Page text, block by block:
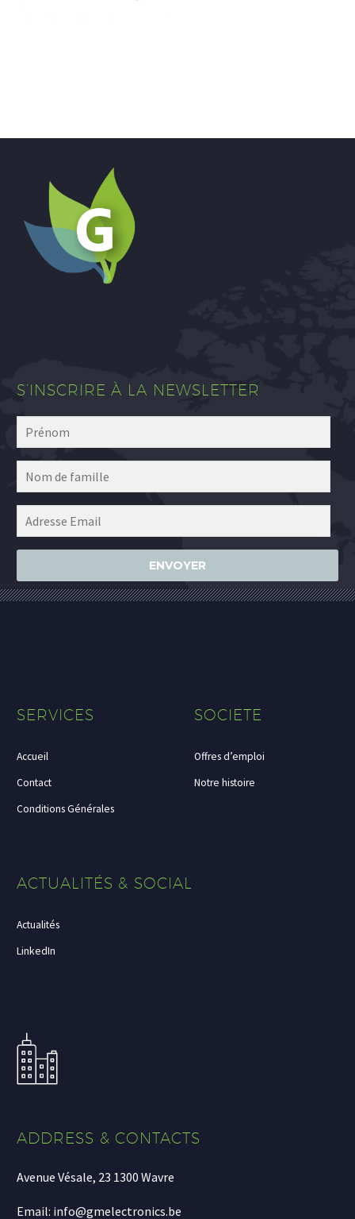
S’INSCRIRE À LA NEWSLETTER
ENVOYER
SERVICES
Accueil
Contact
Conditions Générales
SOCIETE
Offres d’emploi
Notre histoire
ACTUALITÉS & SOCIAL
Actualités
LinkedIn
ADDRESS & CONTACTS
Avenue Vésale, 23 1300 Wavre
Email: info@gmelectronics.be